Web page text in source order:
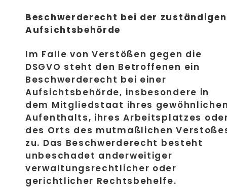
Beschwerderecht bei der zuständigen
Aufsichtsbehörde
Im Falle von Verstößen gegen die
DSGVO steht den Betroffenen ein
Beschwerderecht bei einer
Aufsichtsbehörde, insbesondere in
dem Mitgliedstaat ihres
Aufenthalts, ihres Arbeitsplatzes
des Orts des mutmaßlichen
zu. Das Beschwerderecht besteht
unbeschadet anderweitiger
verwaltungsrechtlicher oder
gerichtlicher Rechtsbehelfe.